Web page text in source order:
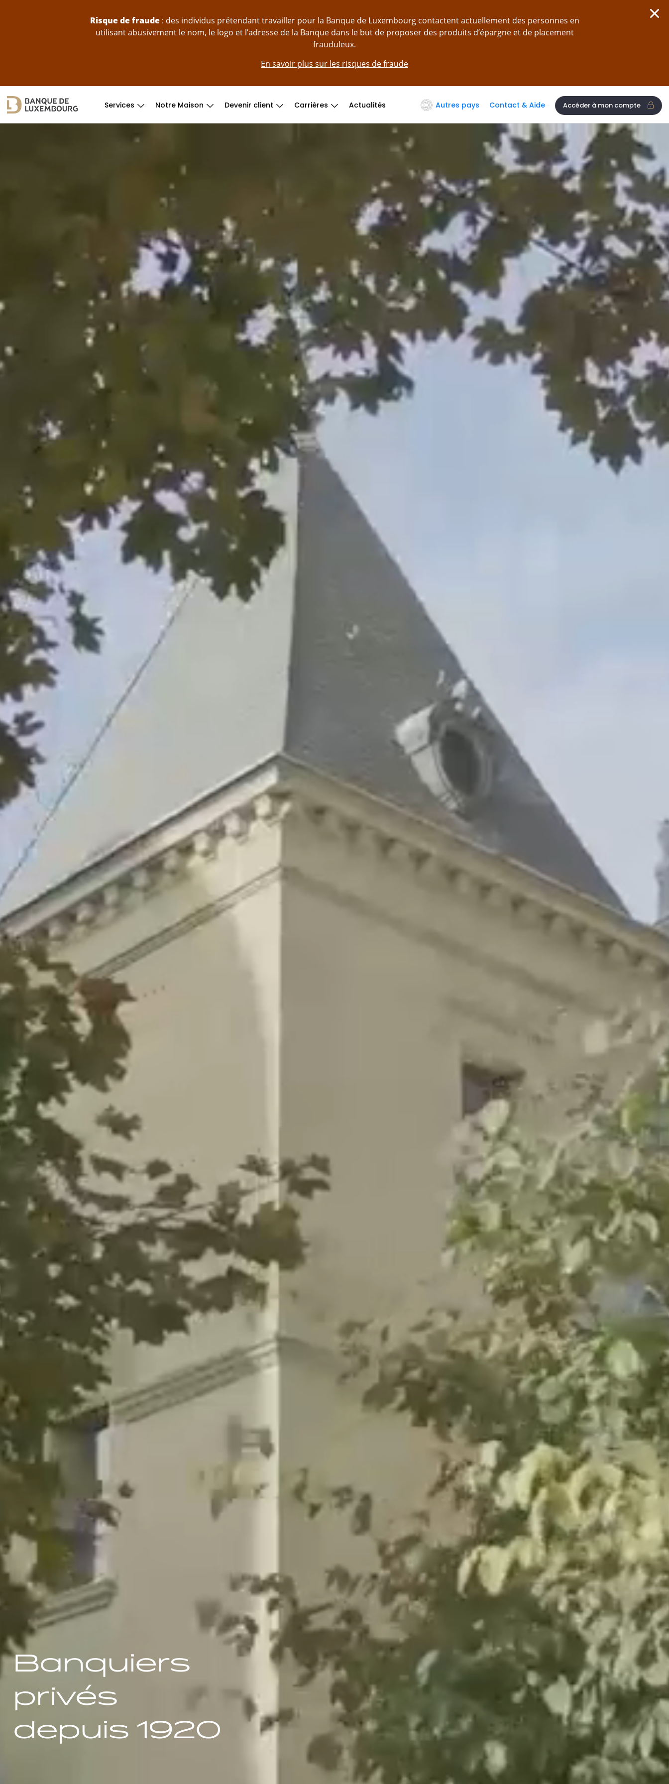
Risque de fraude: des individus prétendant travailler pour la Banque de Luxembourg contactent actuellement des personnes en
utilisant abusivement le nom, le logo et l’adresse de la Banque dans le but de proposer des produits d’épargne et de placement
frauduleux.
En savoir plus sur les risques de fraude
Services Notre Maison Devenir client Carrières Actualités Autres pays Contact & Aide Accéder à mon compte
Banquiers
privés
depuis 1920